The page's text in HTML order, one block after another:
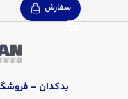
سفارش
یدکدان –